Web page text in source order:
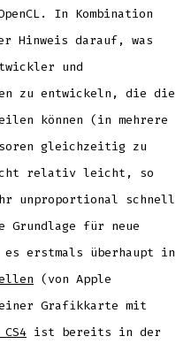
In Kombination
Hinweis darauf, was
und
zu entwickeln, die die
können (in mehrere
gleichzeitig zu
relativ leicht, so
unproportional schnell
für neue
es erstmals überhaupt in
(von Apple
Grafikkarte mit
ist bereits in der